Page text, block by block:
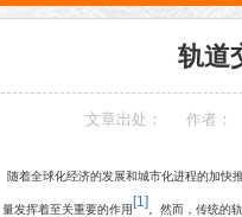
轨道
文章出处： 作者：
随着全球化经济的发展和城市化进程的加快
量发挥着至关重要的作用
[1]
。然而，传统的